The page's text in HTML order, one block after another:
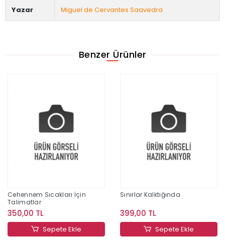
Yazar Miguel de Cervantes Saavedra
Benzer Ürünler
Cehennem Sıcakları İçin
Talimatlar
350,00 TL
Sepete Ekle
Sınırlar Kalktığında
399,00 TL
Sepete Ekle